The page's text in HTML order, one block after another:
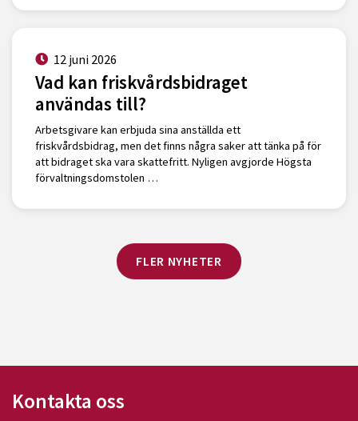
12 juni 2026
Vad kan friskvårdsbidraget
användas till?
Arbetsgivare kan erbjuda sina anställda ett
friskvårdsbidrag, men det finns några saker att tänka på för
att bidraget ska vara skattefritt. Nyligen avgjorde Högsta
förvaltningsdomstolen …
FLER NYHETER
Kontakta oss